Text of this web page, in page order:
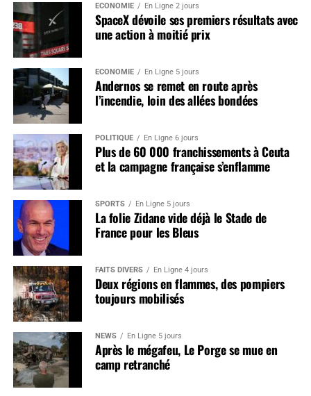
ÉCONOMIE En Ligne 2 jours
SpaceX dévoile ses premiers résultats avec
une action à moitié prix
ÉCONOMIE En Ligne 5 jours
Andernos se remet en route après
l’incendie, loin des allées bondées
POLITIQUE En Ligne 6 jours
Plus de 60 000 franchissements à Ceuta
et la campagne française s’enflamme
SPORTS En Ligne 5 jours
La folie Zidane vide déjà le Stade de
France pour les Bleus
FAITS DIVERS En Ligne 4 jours
Deux régions en flammes, des pompiers
toujours mobilisés
NEWS En Ligne 5 jours
Après le mégafeu, Le Porge se mue en
camp retranché